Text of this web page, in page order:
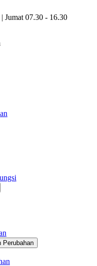
Jumat 07.30 - 16.30
Perubahan